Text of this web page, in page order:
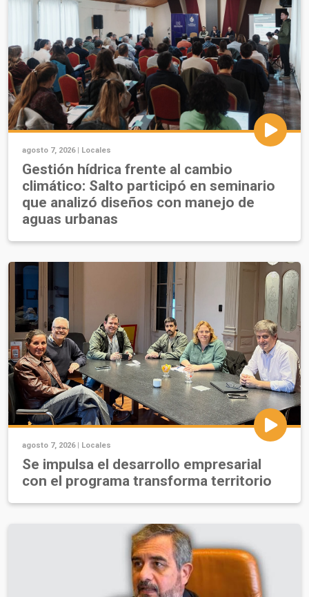
agosto 7, 2026 | Locales
Gestión hídrica frente al cambio
climático: Salto participó en seminario
que analizó diseños con manejo de
aguas urbanas
agosto 7, 2026 | Locales
Se impulsa el desarrollo empresarial
con el programa transforma territorio